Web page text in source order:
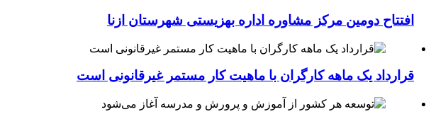
افتتاح دومین مرکز مشاوره اداره بهزیستی شهرستان ازنا
قرارداد یک ماهه کارگران با ماهیت کار مستمر غیرقانونی است